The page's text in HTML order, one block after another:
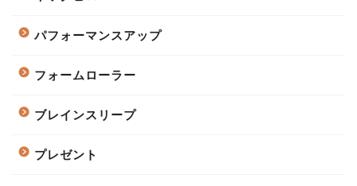
パフォーマンスアップ
フォームローラー
ブレインスリープ
プレゼント